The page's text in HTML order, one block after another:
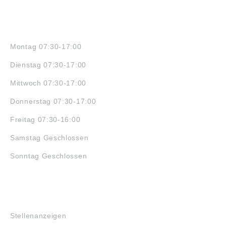
Montag 07:30-17:00
Dienstag 07:30-17:00
Mittwoch 07:30-17:00
Donnerstag 07:30-17:00
Freitag 07:30-16:00
Samstag Geschlossen
Sonntag Geschlossen
Stellenanzeigen